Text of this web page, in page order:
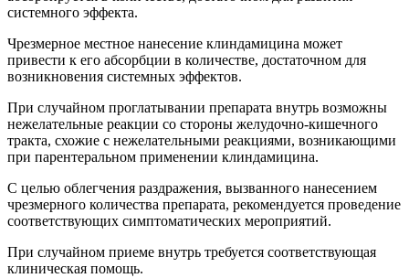
системного эффекта.
Чрезмерное местное нанесение клиндамицина может
привести к его абсорбции в количестве, достаточном для
возникновения системных эффектов.
При случайном проглатывании препарата внутрь возможны
нежелательные реакции со стороны желудочно-кишечного
тракта, схожие с нежелательными реакциями, возникающими
при парентеральном применении клиндамицина.
С целью облегчения раздражения, вызванного нанесением
чрезмерного количества препарата, рекомендуется проведение
соответствующих симптоматических мероприятий.
При случайном приеме внутрь требуется соответствующая
клиническая помощь.